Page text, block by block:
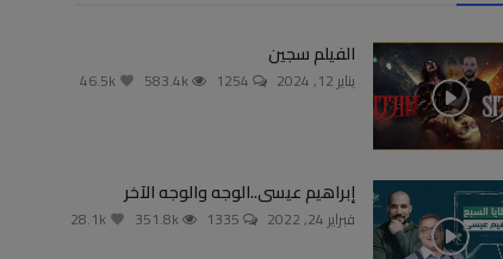
الفيلم سجين
يناير 12, 2024 1254
583.4k
إبراهيم عيسى..الوجه والوجه الآخر
فبراير 24, 2022 1335
351.8k